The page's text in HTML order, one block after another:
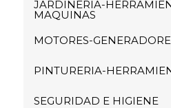
JARDINERIA-
MAQUINAS
MOTORES-
PINTURERIA-
SEGURIDAD E HIGIENE